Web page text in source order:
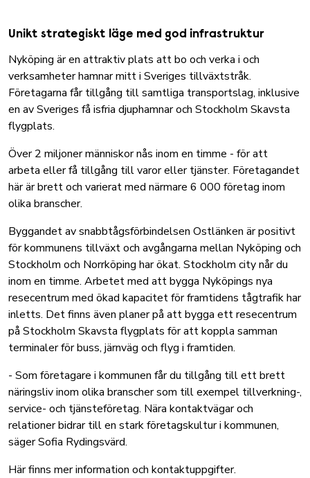
Unikt strategiskt läge med god infrastruktur
Nyköping är en attraktiv plats att bo och verka i och
verksamheter hamnar mitt i Sveriges tillväxtstråk.
Företagarna får tillgång till samtliga transportslag, inklusive
en av Sveriges få isfria djuphamnar och Stockholm Skavsta
flygplats.
Över 2 miljoner människor nås inom en timme - för att
arbeta eller få tillgång till varor eller tjänster. Företagandet
här är brett och varierat med närmare 6 000 företag inom
olika branscher.
Byggandet av snabbtågsförbindelsen Ostlänken är positivt
för kommunens tillväxt och avgångarna mellan Nyköping och
Stockholm och Norrköping har ökat. Stockholm city når du
inom en timme. Arbetet med att bygga Nyköpings nya
resecentrum med ökad kapacitet för framtidens tågtrafik har
inletts. Det finns även planer på att bygga ett resecentrum
på Stockholm Skavsta flygplats för att koppla samman
terminaler för buss, järnväg och flyg i framtiden.
- Som företagare i kommunen får du tillgång till ett brett
näringsliv inom olika branscher som till exempel tillverkning-,
service- och tjänsteföretag. Nära kontaktvägar och
relationer bidrar till en stark företagskultur i kommunen,
säger Sofia Rydingsvärd.
Här finns mer information och kontaktuppgifter.